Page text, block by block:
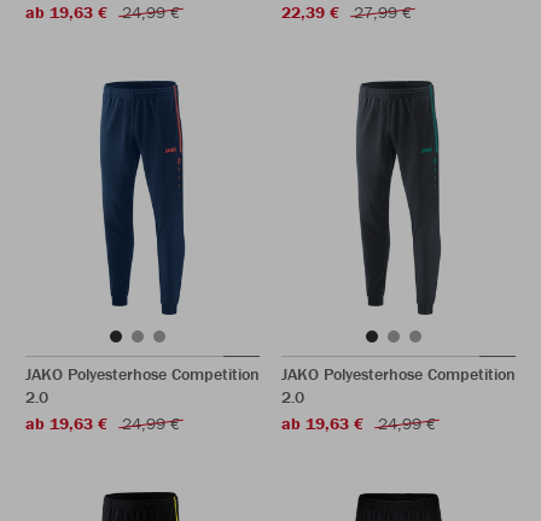
ab 19,63 €
24,99 €
22,39 €
27,99 €
JAKO Polyesterhose Competition
2.0
ab 19,63 €
24,99 €
JAKO Polyesterhose Competition
2.0
ab 19,63 €
24,99 €